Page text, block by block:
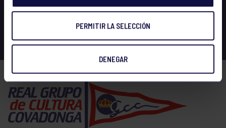
PERMITIR LA SELECCIÓN
DENEGAR